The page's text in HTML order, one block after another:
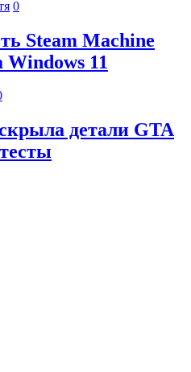
0
Steam Machine
Windows 11
детали GTA